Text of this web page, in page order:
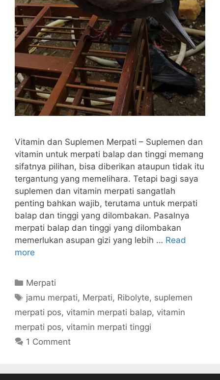
Vitamin dan Suplemen Merpati – Suplemen dan
vitamin untuk merpati balap dan tinggi memang
sifatnya pilihan, bisa diberikan ataupun tidak itu
tergantung yang memelihara. Tetapi bagi saya
suplemen dan vitamin merpati sangatlah
penting bahkan wajib, terutama untuk merpati
balap dan tinggi yang dilombakan. Pasalnya
merpati balap dan tinggi yang dilombakan
memerlukan asupan gizi yang lebih … Read
more
Categories
Merpati
Tags
jamu merpati, Merpati, Ribolyte, suplemen
merpati pos, vitamin merpati balap, vitamin
merpati pos, vitamin merpati tinggi
1 Comment